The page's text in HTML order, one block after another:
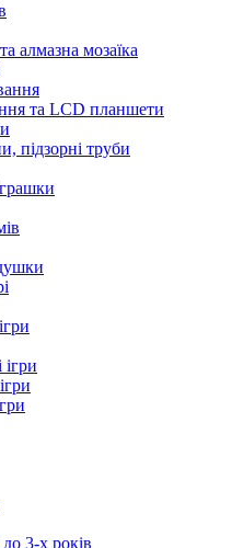
алмазна мозаїка
та LCD планшети
підзорні труби
ігри
3-х років